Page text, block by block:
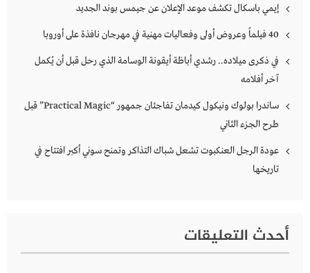
إيمي باسكال تكشف موعد الإعلان عن جيمس بوند الجديد
40 فيلماً وعروض أولى وفعاليات مهنية في مهرجان نافذة على أوروبا
في ذكرى ميلاده.. رشدي أباظة أيقونة الوسامة الذي رحل قبل أن يُكمل
آخر أفلامه
ساندرا بولوك ونيكول كيدمان تفاجئان جمهور “Practical Magic” قبل
طرح الجزء الثاني
عودة الرجل العنكبوت تشعل شباك التذاكر وتمنح سوني أكبر افتتاح في
تاريخها
أحدث التعليقات